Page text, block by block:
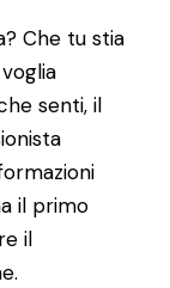
Che tu stia
senti, il
il primo
il